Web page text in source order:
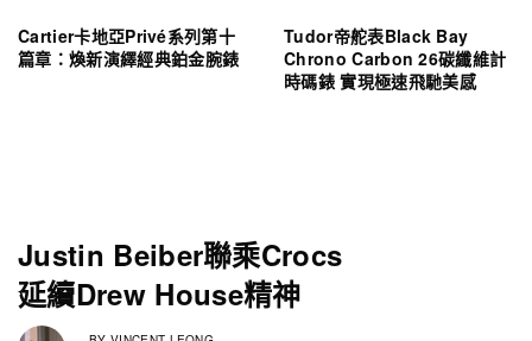
Cartier卡地亞Privé系列第十
篇章：煥新演繹經典鉑金腕錶
Tudor帝舵表Black Bay
Chrono Carbon 26碳纖維計
時碼錶 實現極速飛馳美感
Justin Beiber聯乘Crocs
延續Drew House精神